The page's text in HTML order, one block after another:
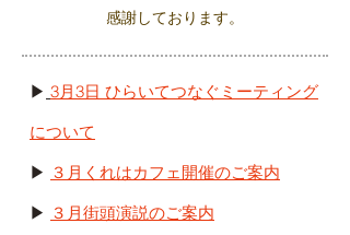
感謝しております。
▶ 3月3日 ひらいてつなぐミーティング
について
▶ ３月くれはカフェ開催のご案内
▶ ３月街頭演説のご案内